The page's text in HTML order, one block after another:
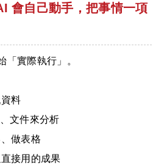
會自己動手，把事情一項
「實際執行」。
料
文件來分析
做表格
接用的成果